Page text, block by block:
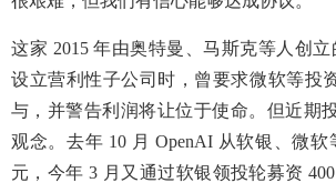
这家 2015 年由奥特曼、马斯克等人创立
设立营利性子公司时，曾要求微软等投
与，并警告利润将让位于使命。但近期
观念。去年 10 月 OpenAI 从软银、微软
元，今年 3 月又通过软银领投轮募资